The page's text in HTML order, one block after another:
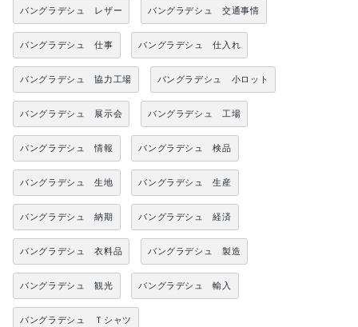
バングラデシュ レザー バングラデシュ 交通事情
バングラデシュ 仕事 バングラデシュ 仕入れ
バングラデシュ 協力工場 バングラデシュ 小ロット
バングラデシュ 展示会 バングラデシュ 工場
バングラデシュ 情報 バングラデシュ 検品
バングラデシュ 生地 バングラデシュ 生産
バングラデシュ 納期 バングラデシュ 経済
バングラデシュ 衣料品 バングラデシュ 製造
バングラデシュ 観光 バングラデシュ 輸入
バングラデシュ Ｔシャツ